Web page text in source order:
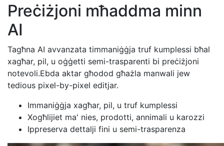
Preċiżjoni mħaddma minn
AI
Tagħna AI avvanzata timmaniġġja truf kumplessi bħal
xagħar, pil, u oġġetti semi-trasparenti bi preċiżjoni
notevoli.Ebda aktar għodod għażla manwali jew
tedious pixel-by-pixel editjar.
Immaniġġja xagħar, pil, u truf kumplessi
Xogħlijiet ma' nies, prodotti, annimali u karozzi
Ippreserva dettalji fini u semi-trasparenza